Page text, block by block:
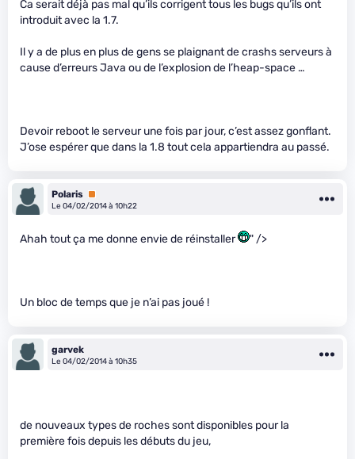
Ca serait déjà pas mal qu’ils corrigent tous les bugs qu’ils ont
introduit avec la 1.7.
Il y a de plus en plus de gens se plaignant de crashs serveurs à
cause d’erreurs Java ou de l’explosion de l’heap-space …
Devoir reboot le serveur une fois par jour, c’est assez gonflant.
J’ose espérer que dans la 1.8 tout cela appartiendra au passé.
Polaris Premium
Le 04/02/2014 à 10h22
Ahah tout ça me donne envie de réinstaller " />
Un bloc de temps que je n’ai pas joué !
garvek
Le 04/02/2014 à 10h35
de nouveaux types de roches sont disponibles pour la
première fois depuis les débuts du jeu,